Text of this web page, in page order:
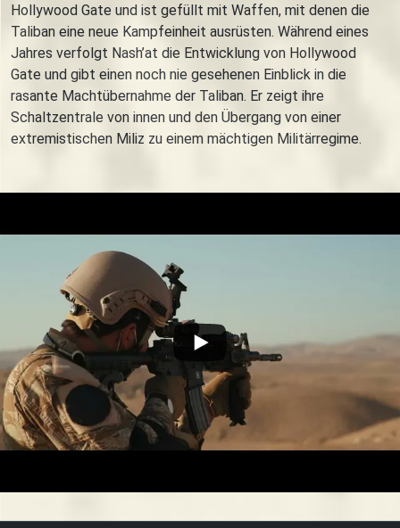
Hollywood Gate und ist gefüllt mit Waffen, mit denen die
Taliban eine neue Kampfeinheit ausrüsten. Während eines
Jahres verfolgt Nash’at die Entwicklung von Hollywood
Gate und gibt einen noch nie gesehenen Einblick in die
rasante Machtübernahme der Taliban. Er zeigt ihre
Schaltzentrale von innen und den Übergang von einer
extremistischen Miliz zu einem mächtigen Militärregime.